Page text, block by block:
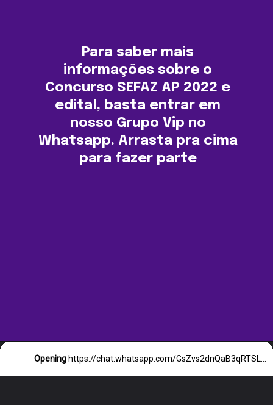
Para saber mais
informações sobre o
Concurso SEFAZ AP 2022 e
edital, basta entrar em
nosso Grupo Vip no
Whatsapp. Arrasta pra cima
para fazer parte
Opening